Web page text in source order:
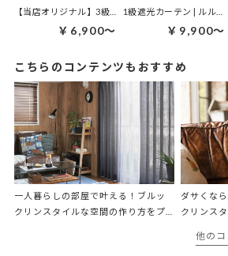
￥6,900～ ￥9,900～
こちらのコンテンツもおすすめ
一人暮らしの部屋で叶える！ブルッ
クリンスタイルな空間の作り方をプ
ダサくな
クリンス
他の